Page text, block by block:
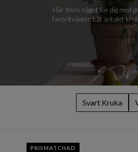
Här finns något för dig med
favoritväxter. Låt antalet
Svart Kruka
PRISMATCHAD